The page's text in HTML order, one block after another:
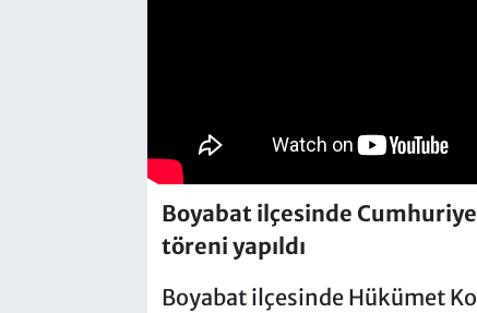
Boyabat ilçesinde
töreni yapıldı
Boyabat ilçesinde Hükümet